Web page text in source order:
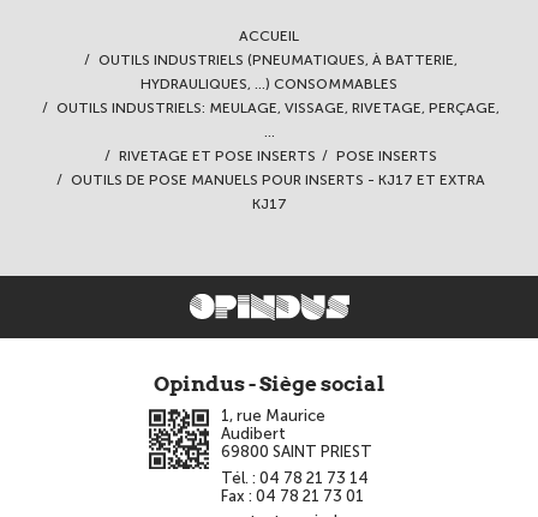
ACCUEIL
OUTILS INDUSTRIELS (PNEUMATIQUES, À BATTERIE,
HYDRAULIQUES, ...) CONSOMMABLES
OUTILS INDUSTRIELS: MEULAGE, VISSAGE, RIVETAGE, PERÇAGE,
...
RIVETAGE ET POSE INSERTS
POSE INSERTS
OUTILS DE POSE MANUELS POUR INSERTS - KJ17 ET EXTRA
KJ17
Opindus - Siège social
1, rue Maurice
Audibert
69800 SAINT PRIEST
Tél. : 04 78 21 73 14
Fax : 04 78 21 73 01